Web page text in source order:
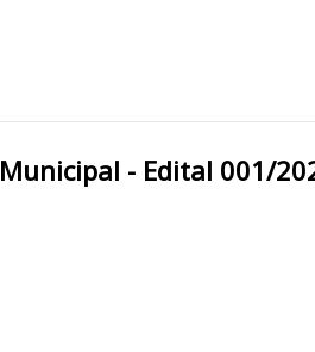
Trindade/MT Prefeitura Municipal - Edital 001/